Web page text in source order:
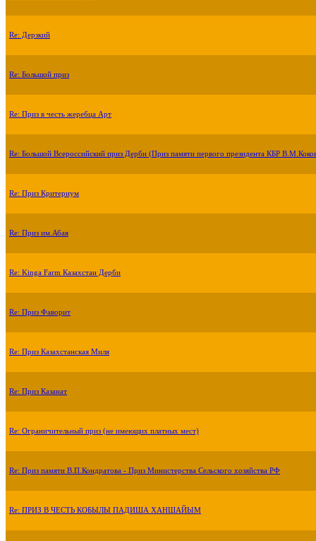
Re: Дерзкий
Re: Большой приз
Re: Приз в честь жеребца Арт
Re: Большой Всероссийский приз Дерби (Приз памяти первого президента КБР
Re: Приз Критериум
Re: Приз им.Абая
Re: Kinga Farm Казахстан Дерби
Re: Приз Фаворит
Re: Приз Казахстанская Миля
Re: Приз Казанат
Re: Ограничительный приз (не имеющих платных мест)
Re: Приз памяти В.П.Кондратова - Приз Министерства Сельского хозяйства РФ
Re: ПРИЗ В ЧЕСТЬ КОБЫЛЫ ПАДИША ХАНШАЙЫМ